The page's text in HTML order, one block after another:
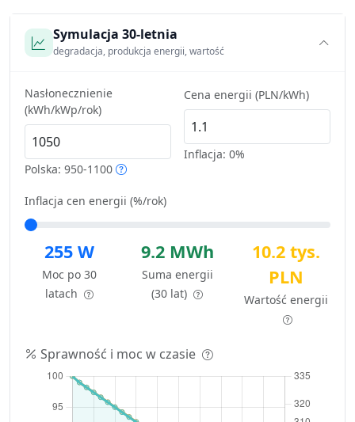
Symulacja 30-letnia
degradacja, produkcja energii, wartość
Nasłonecznienie
(kWh/kWp/rok)
Polska: 950-1100
Cena energii (PLN/kWh)
Inflacja: 0%
Inflacja cen energii (%/rok)
255 W
Moc po 30
latach
9.2 MWh
Suma energii
(30 lat)
10.2 tys.
PLN
Wartość energii
Sprawność i moc w czasie